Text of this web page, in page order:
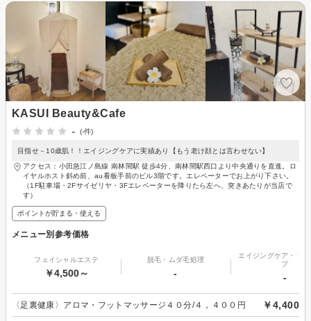
KASUI Beauty&Cafe
-
(-件)
目指せ－10歳肌！！エイジングケアに実績あり【もう老け顔とは言わせない】
アクセス：小田急江ノ島線 南林間駅 徒歩4分、南林間駅西口より中央通りを直進。ロ
イヤルホスト斜め前、au看板手前のビル3階です。エレベーターでお上がり下さい。
（1F駐車場・2Fサイゼリヤ・3Fエレベーターを降りたら左へ、突きあたりが当店で
す）
ポイントが貯まる・使える
メニュー別参考価格
フェイシャルエステ
￥4,500～
脱毛・ムダ毛処理
-
エイジングケア・リ
プ
-
〈足裏健康〉アロマ・フットマッサージ４０分/４，４００円 ￥4,400